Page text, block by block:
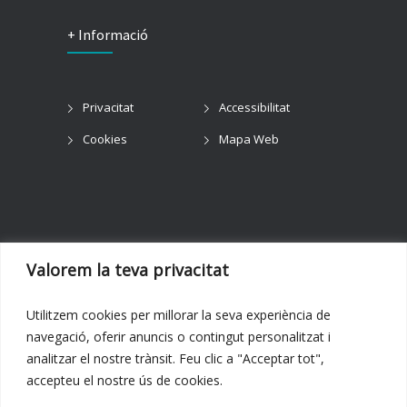
Valorem la teva privacitat
Utilitzem cookies per millorar la seva experiència de
navegació, oferir anuncis o contingut personalitzat i
analitzar el nostre trànsit. Feu clic a "Acceptar tot",
accepteu el nostre ús de cookies.
+ Informació
Privacitat
Accessibilitat
Cookies
Mapa Web
Disseny web:Hitech Informàtica